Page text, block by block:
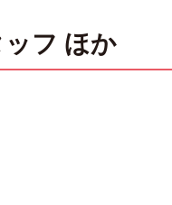
フ ほか